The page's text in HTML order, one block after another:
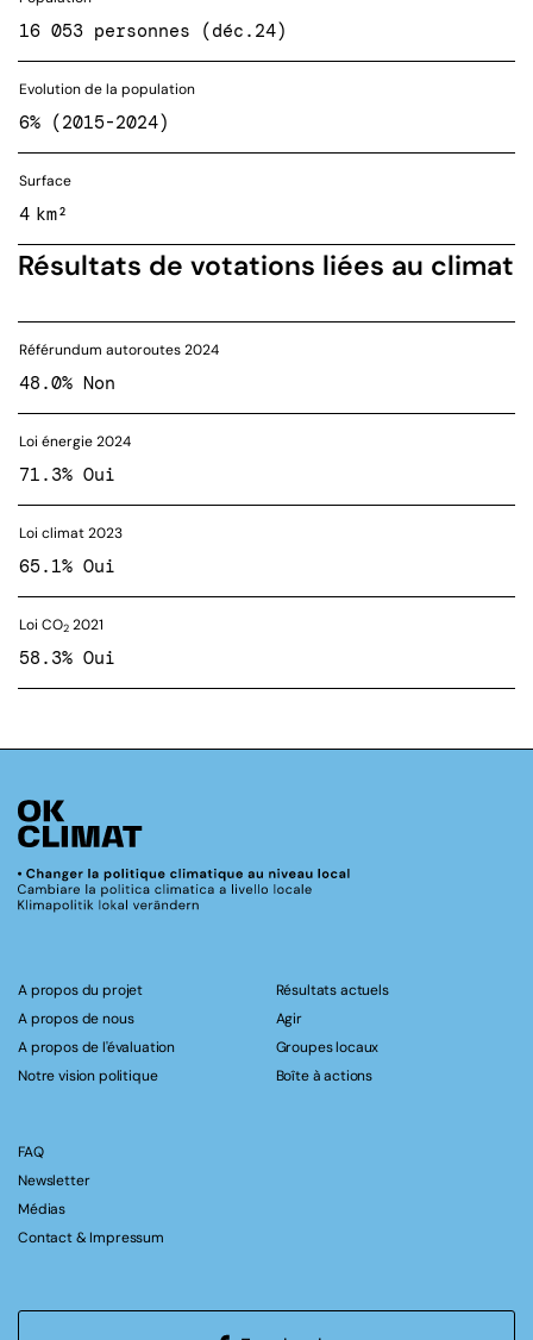
16 053 personnes (déc.24)
Evolution de la population
6% (2015-2024)
Surface
4 km²
Résultats de votations liées au climat
Référundum autoroutes 2024
48.0% Non
Loi énergie 2024
71.3% Oui
Loi climat 2023
65.1% Oui
Loi CO2 2021
58.3% Oui
A propos du projet
A propos de nous
A propos de l'évaluation
Notre vision politique
Résultats actuels
Agir
Groupes locaux
Boîte à actions
FAQ
Newsletter
Médias
Contact & Impressum